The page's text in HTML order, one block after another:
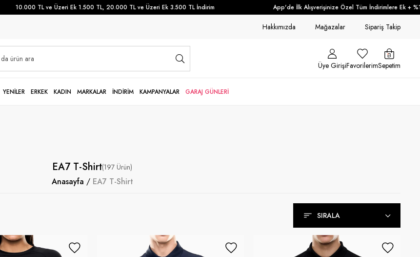
10.000 TL ve Üzeri Ek 1.500 TL, 20.000 TL ve Üzeri Ek 3.500 TL İndirim App'de İlk Alışverişinize Özel Tüm İndirimlere Ek + %10
Hakkımızda Mağazalar Sipariş Takip
Üye GirişiFavorilerimSepetim
YENİLER ERKEK KADIN MARKALAR İNDİRİM KAMPANYALAR GARAJ GÜNLERİ
EA7 T-Shirt 197
Anasayfa EA7 T-Shirt
SIRALA
Sırala
Artan Fiyat